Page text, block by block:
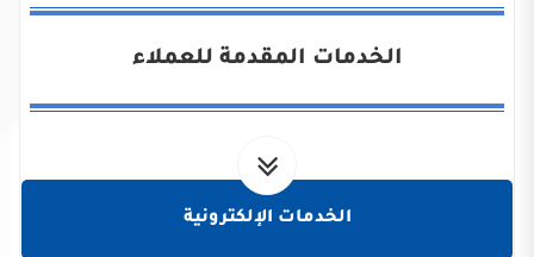
الخدمات المقدمة للعملاء
الخدمات الإلكترونية